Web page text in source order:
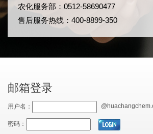
农化服务部：0512-58690477
售后服务热线：400-8899-350
邮箱登录
用户名：
密码：